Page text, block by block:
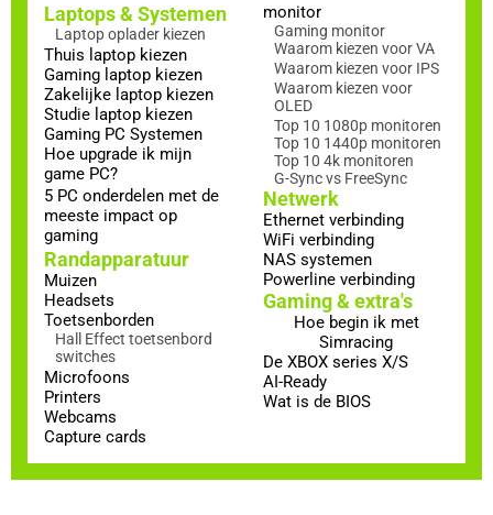
Laptops & Systemen
Laptop oplader kiezen
Thuis laptop kiezen
Gaming laptop kiezen
Zakelijke laptop kiezen
Studie laptop kiezen
Gaming PC Systemen
Hoe upgrade ik mijn
game PC?
5 PC onderdelen met de
meeste impact op
gaming
Randapparatuur
Muizen
Headsets
Toetsenborden
Hall Effect toetsenbord
switches
Microfoons
Printers
Webcams
Capture cards
monitor
Gaming monitor
Waarom kiezen voor VA
Waarom kiezen voor IPS
Waarom kiezen voor
OLED
Top 10 1080p monitoren
Top 10 1440p monitoren
Top 10 4k monitoren
G-Sync vs FreeSync
Netwerk
Ethernet verbinding
WiFi verbinding
NAS systemen
Powerline verbinding
Gaming & extra's
Hoe begin ik met
Simracing
De XBOX series X/S
AI-Ready
Wat is de BIOS